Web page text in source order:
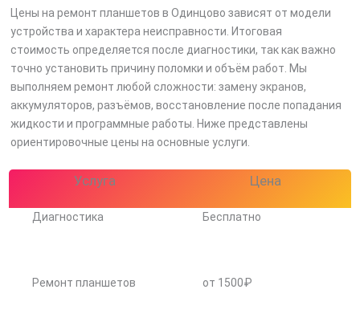
Цены на ремонт планшетов в Одинцово зависят от модели
устройства и характера неисправности. Итоговая
стоимость определяется после диагностики, так как важно
точно установить причину поломки и объём работ. Мы
выполняем ремонт любой сложности: замену экранов,
аккумуляторов, разъёмов, восстановление после попадания
жидкости и программные работы. Ниже представлены
ориентировочные цены на основные услуги.
Услуга Цена
Диагностика Бесплатно
Ремонт планшетов от 1500₽